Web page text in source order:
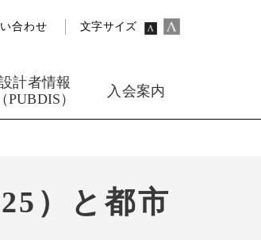
合わせ 文字サイズ
計者情報
（PUBDIS）
入会案内
）と都市